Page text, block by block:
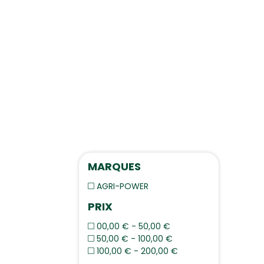
MARQUES
AGRI-POWER
PRIX
00,00 € - 50,00 €
50,00 € - 100,00 €
100,00 € - 200,00 €